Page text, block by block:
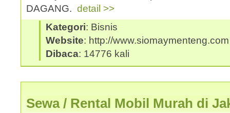
DAGANG. detail >>
Kategori: Bisnis
Website: http://www.siomaymenteng.com
Dibaca: 14776 kali
Sewa / Rental Mobil Murah di